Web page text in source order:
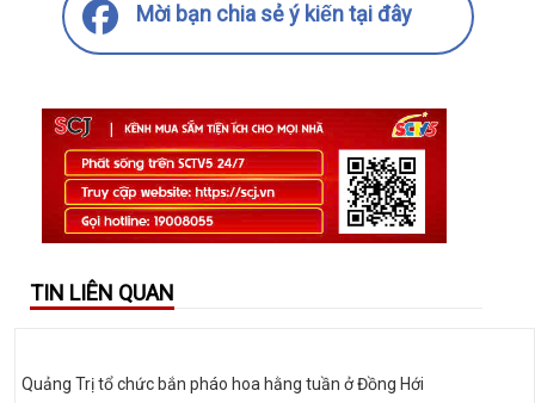
Mời bạn chia sẻ ý kiến tại đây
TIN LIÊN QUAN
Quảng Trị tổ chức bắn pháo hoa hằng tuần ở Đồng Hới